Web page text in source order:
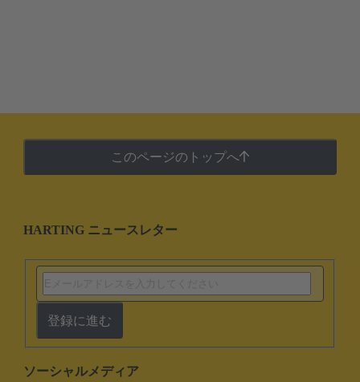
このページのトップへ
HARTING ニュースレター
登録に進む
ソーシャルメディア